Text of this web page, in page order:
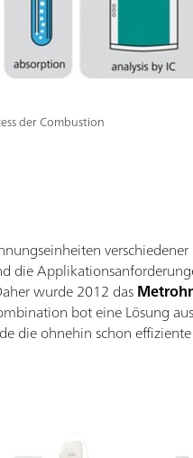
der Combustion
verschiedener
die
wurde 2012 das
bot eine Lösung
die ohnehin schon